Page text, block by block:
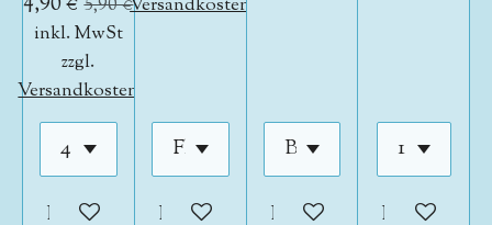
inkl. MwSt
zzgl.
Versandkosten
In den WarenkorbIn den WarenkorbIn den Warenkorb
In den